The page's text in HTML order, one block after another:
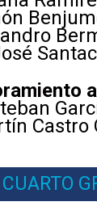
Castro
CUARTO